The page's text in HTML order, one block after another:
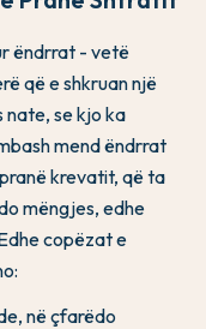
ëndrrat - vetë
që e shkruan një
nate, se kjo ka
mend ëndrrat
krevatit, që ta
mëngjes, edhe
copëzat e
në çfarëdo